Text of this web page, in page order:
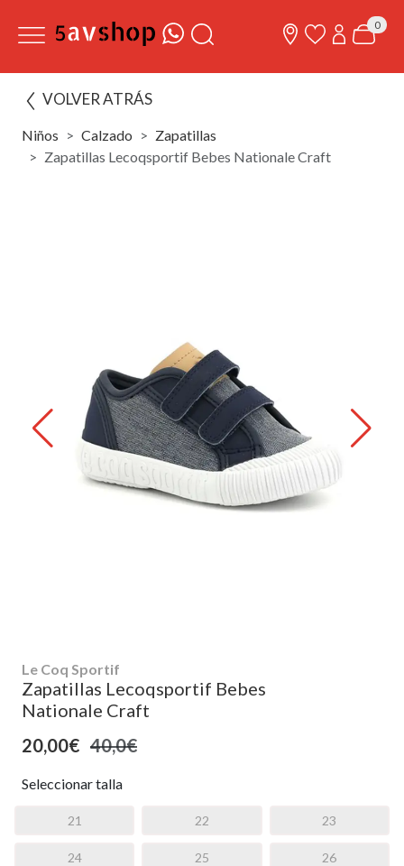
0
VOLVER ATRÁS
Niños Calzado
Zapatillas
Zapatillas Lecoqsportif Bebes Nationale Craft
Le Coq Sportif
Zapatillas Lecoqsportif Bebes
Nationale Craft
20,00€ 40,0€
Seleccionar talla
21 22 23
24 25 26